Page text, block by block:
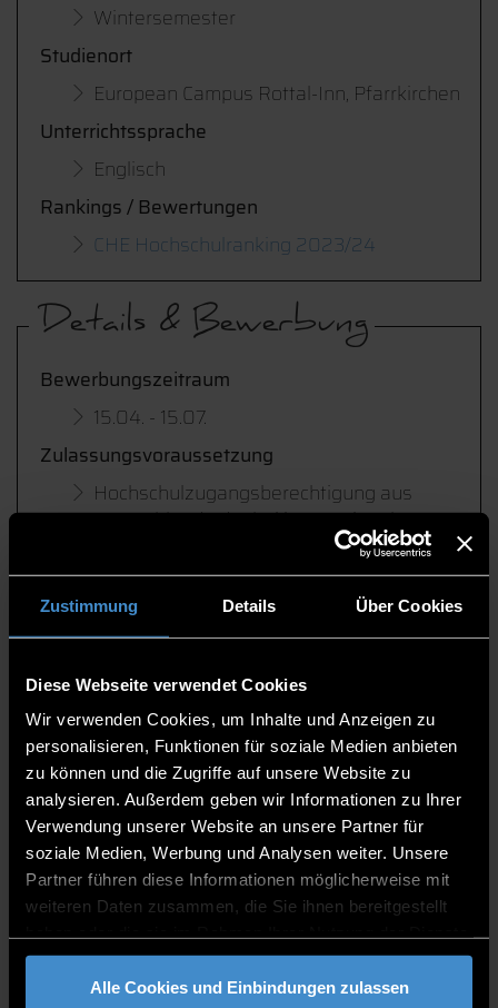
Zustimmung Details Über Cookies
Diese Webseite verwendet Cookies
Wir verwenden Cookies, um Inhalte und Anzeigen zu
personalisieren, Funktionen für soziale Medien anbieten
zu können und die Zugriffe auf unsere Website zu
analysieren. Außerdem geben wir Informationen zu Ihrer
Verwendung unserer Website an unsere Partner für
soziale Medien, Werbung und Analysen weiter. Unsere
Partner führen diese Informationen möglicherweise mit
weiteren Daten zusammen, die Sie ihnen bereitgestellt
gesammelt haben.
Alle Cookies und Einbindungen zulassen
Wintersemester
Studienort
European Campus Rottal-Inn, Pfarrkirchen
Unterrichtssprache
Englisch
Rankings / Bewertungen
CHE Hochschulranking 2023/24
Details & Bewerbung
Bewerbungszeitraum
15.04. - 15.07.
Zulassungsvoraussetzung
Hochschulzugangsberechtigung aus
Deutschland oder bei internationalen
auf der Seite
des DAADnachsehen.
Sprachanforderungen
Antrag auf Zulassung zum
Eignungsfeststellungsverfahren
Vorkenntnisse
Vorkenntnisse in
Wirtschaftswissenschaften ist von Vorteil
Englisch Sprachniveau B2
Gebühren
Keine Studiengebühren,
nurStudierendenwerksbeitrag
Für Internationale Studierende aus Nicht-
EU/EWR Ländern fallen Servicegebühren